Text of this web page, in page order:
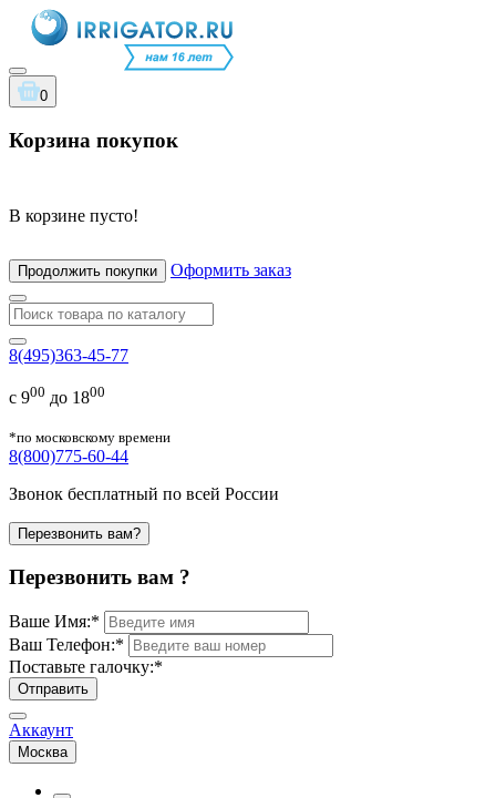
0
Корзина покупок
В корзине пусто!
Продолжить покупки Оформить заказ
8(495)363-45-77
с 900 до 1800
*по московскому времени
8(800)775-60-44
Звонок бесплатный по всей России
Перезвонить вам?
Перезвонить вам ?
Ваше Имя:*
Ваш Телефон:*
Поставьте галочку:*
Отправить
Аккаунт
Москва